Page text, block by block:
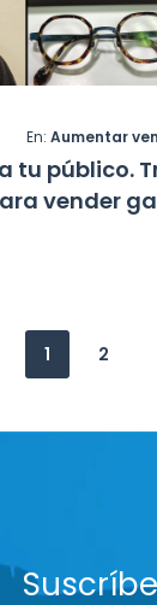
En: Aumentar
tu público.
vender
1 2